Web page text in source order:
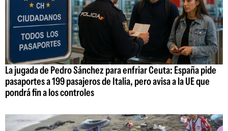
La jugada de Pedro Sánchez para enfriar Ceuta: España pide
pasaportes a 199 pasajeros de Italia, pero avisa a la UE que
pondrá fin a los controles